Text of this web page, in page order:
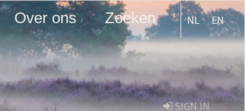
Over ons Zoeken NL EN
SIGN IN